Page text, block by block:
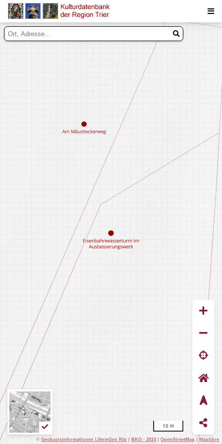
10 m
Suche
©Geobasisinformationen LVermGeo Rlp |BKG - 2024|OpenStreetMap |Maplibre